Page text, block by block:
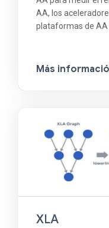
AA, los
plataformas de AA
Más
XLA